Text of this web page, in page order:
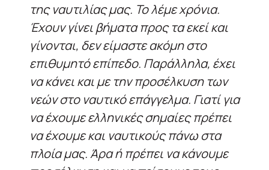
της ναυτιλίας μας. Το λέμε χρόνια.
Έχουν γίνει βήματα προς τα εκεί και
γίνονται, δεν είμαστε ακόμη στο
επιθυμητό επίπεδο. Παράλληλα, έχει
να κάνει και με την προσέλκυση των
νεών στο ναυτικό επάγγελμα. Γιατί για
να έχουμε ελληνικές σημαίες πρέπει
να έχουμε και ναυτικούς πάνω στα
πλοία μας. Άρα ή πρέπει να κάνουμε